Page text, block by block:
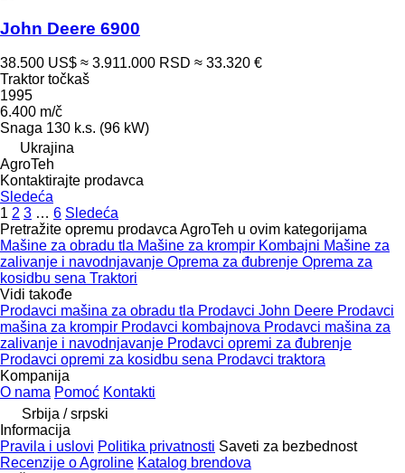
John Deere 6900
38.500 US$ ≈ 3.911.000 RSD ≈ 33.320 €
Traktor točkaš
1995
6.400 m/č
Snaga 130 k.s. (96 kW)
Ukrajina
AgroTeh
Kontaktirajte prodavca
Sledeća
1 2 3 … 6 Sledeća
Pretražite opremu prodavca AgroTeh u ovim kategorijama
Mašine za obradu tla Mašine za krompir Kombajni Mašine za
zalivanje i navodnjavanje Oprema za đubrenje Oprema za
kosidbu sena Traktori
Vidi takođe
Prodavci mašina za obradu tla Prodavci John Deere Prodavci
mašina za krompir Prodavci kombajnova Prodavci mašina za
zalivanje i navodnjavanje Prodavci opremi za đubrenje
Prodavci opremi za kosidbu sena Prodavci traktora
Kompanija
O nama Pomoć Kontakti
Srbija / srpski
Informacija
Pravila i uslovi Politika privatnosti Saveti za bezbednost
Recenzije o Agroline Katalog brendova